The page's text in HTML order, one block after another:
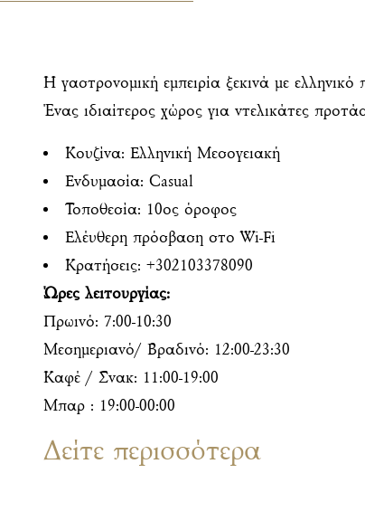
Η γαστρονομική εμπειρία ξεκινά με
Ένας ιδιαίτερος χώρος για ντελικάτες
Κουζίνα: Ελληνική Μεσογειακή
Ενδυμασία: Casual
Τοποθεσία: 10ος όροφος
Ελέυθερη πρόσβαση στο Wi-Fi
Κρατήσεις: +302103378090
Ώρες λειτουργίας:
Πρωινό: 7:00-10:30
Μεσημεριανό/ Βραδινό: 12:00-23:30
Καφέ / Σνακ: 11:00-19:00
Μπαρ : 19:00-00:00
Δείτε περισσότερα